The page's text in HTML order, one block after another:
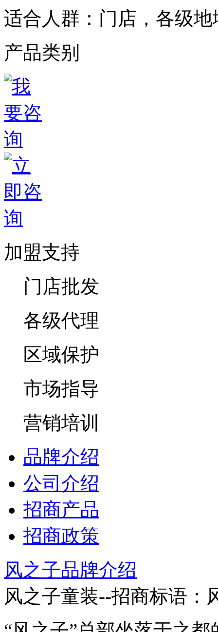
适合人群： 门店，各级
产品类别
加盟支持
门店批发
各级代理
区域保护
市场指导
营销培训
品牌介绍
公司介绍
招商产品
招商政策
风之子品牌介绍
风之子童装--招商标语：